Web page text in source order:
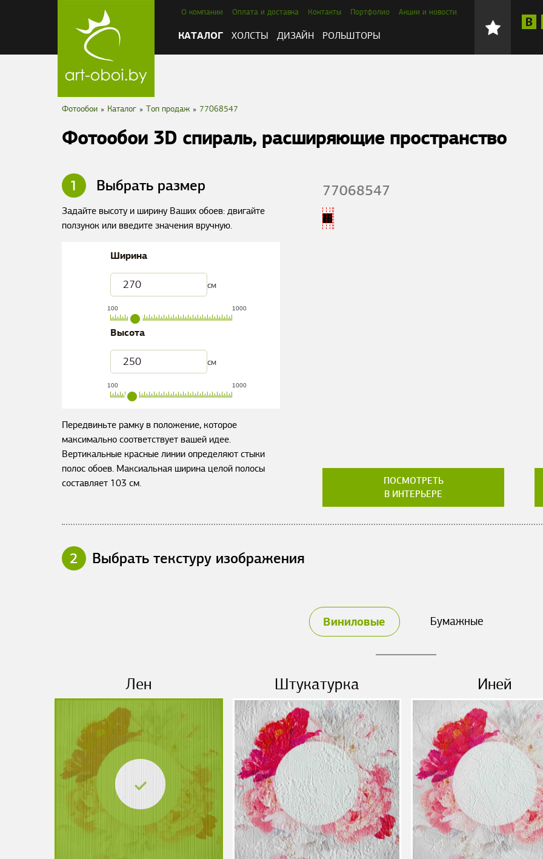
О компании Оплата и доставка Контакты Портфолио Акции и новости
КАТАЛОГ ХОЛСТЫ ДИЗАЙН РОЛЬШТОРЫ
Фотообои » Каталог » Tоп продаж » 77068547
Фотообои 3D спираль, расширяющие пространство
1 Выбрать размер
Задайте высоту и ширину Ваших обоев: двигайте
ползунок или введите значения вручную.
Ширина
см
100 1000
Высота
см
100 1000
Передвиньте рамку в положение, которое
максимально соответствует вашей идее.
Вертикальные красные линии определяют стыки
полос обоев. Максиальная ширина целой полосы
составляет 103 см.
77068547
ПОСМОТРЕТЬ
В ИНТЕРЬЕРЕ
2 Выбрать текстуру изображения
Виниловые Бумажные
Лен Штукатурка Иней